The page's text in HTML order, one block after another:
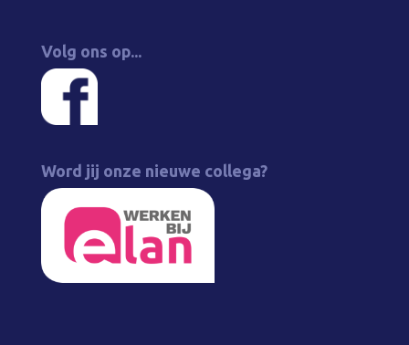
Volg ons op...
Word jij onze nieuwe collega?